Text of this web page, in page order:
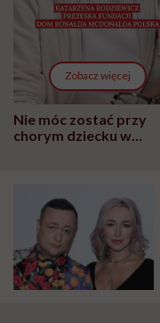
Zobacz więcej
Nie móc zostać przy
chorym dziecku w
głupota i brak
wyobraźni"